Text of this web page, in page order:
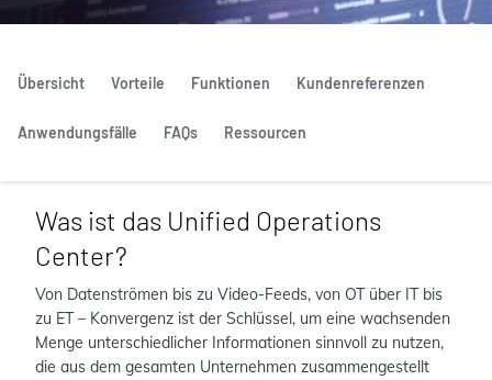
Übersicht Vorteile Funktionen Kundenreferenzen
Anwendungsfälle FAQs Ressourcen
Was ist das Unified Operations
Center?
Von Datenströmen bis zu Video-Feeds, von OT über IT bis
zu ET – Konvergenz ist der Schlüssel, um eine wachsenden
Menge unterschiedlicher Informationen sinnvoll zu nutzen,
die aus dem gesamten Unternehmen zusammengestellt